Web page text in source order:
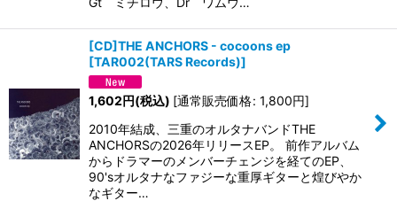
[CD]THE ANCHORS - cocoons ep
[TAR002(TARS Records)]
1,602円(税込) [通常販売価格: 1,800円]
2010年結成、三重のオルタナバンドTHE
ANCHORSの2026年リリースEP。 前作アルバム
からドラマーのメンバーチェンジを経てのEP、
90'sオルタナなファジーな重厚ギターと煌びやか
なギター…